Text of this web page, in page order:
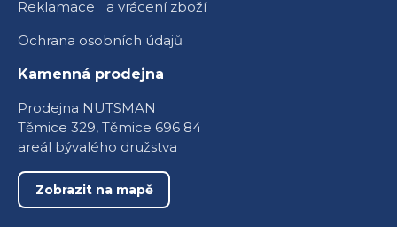
Reklamace a vrácení zboží
Ochrana osobních údajů
Kamenná prodejna
Prodejna NUTSMAN
Těmice 329, Těmice 696 84
areál bývalého družstva
Zobrazit na mapě